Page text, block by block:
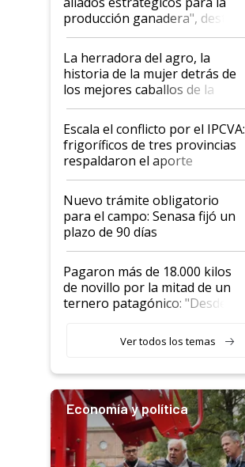
foco en la carne
producción ganadera", destaca
la iniciativa que ya reúne a 46
establecimientos en Argentina
La herradora del agro, la
historia de la mujer detrás de
los mejores caballos de la
Argentina y los mitos que
todavía hacen sufrir a estos
animales: "Mientras me
descalificaban, yo seguí
haciendo currículum"
Escala el conflicto por el IPCVA:
frigoríficos de tres provincias
respaldaron el aporte
obligatorio
Nuevo trámite obligatorio
para el campo: Senasa fijó un
plazo de 90 días
Pagaron más de 18.000 kilos
de novillo por la mitad de un
ternero patagónico: "Desde
llamar la atención"
Ver todos los temas
Economía y política